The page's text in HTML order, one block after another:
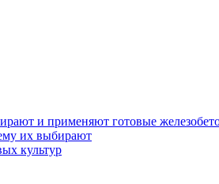
и применяют готовые
их выбирают
культур